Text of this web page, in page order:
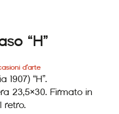
“H”
d'arte
“H”.
23,5×30. Firmato in
retro.